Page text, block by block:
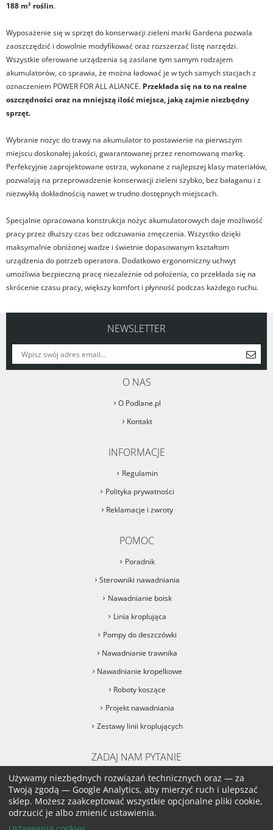
188 m² roślin.
Wyposażenie się w sprzęt do konserwacji zieleni marki Gardena pozwala
zaoszczędzić i dowolnie modyfikować oraz rozszerzać listę narzędzi.
Wszystkie oferowane urządzenia są zasilane tym samym rodzajem
akumulatorów, co sprawia, że można ładować je w tych samych stacjach z
oznaczeniem POWER FOR ALL ALIANCE. Przekłada się na to na realne
oszczędności oraz na mniejszą ilość miejsca, jaką zajmie niezbędny
sprzęt.
Wybranie nożyc do trawy na akumulator to postawienie na pierwszym
miejscu doskonałej jakości, gwarantowanej przez renomowaną markę.
Perfekcyjnie zaprojektowane ostrza, wykonane z najlepszej klasy materiałów,
pozwalają na przeprowadzenie konserwacji zieleni szybko, bez bałaganu i z
niezwykłą dokładnością nawet w trudno dostępnych miejscach.
Specjalnie opracowana konstrukcja nożyc akumulatorowych daje możliwość
pracy przez dłuższy czas bez odczuwania zmęczenia. Wszystko dzięki
maksymalnie obniżonej wadze i świetnie dopasowanym kształtom
urządzenia do potrzeb operatora. Dodatkowo ergonomiczny uchwyt
umożliwia bezpieczną pracę niezależnie od położenia, co przekłada się na
skrócenie czasu pracy, większy komfort i płynność podczas każdego ruchu.
NEWSLETTER
O NAS
O Podlane.pl
Kontakt
INFORMACJE
Regulamin
Polityka prywatności
Reklamacje i zwroty
POMOC
Poradnik
Sterowniki nawadniania
Nawadnianie boisk
Linia kroplująca
Pompy do deszczówki
Nawadnianie trawnika
Nawadnianie kropelkowe
Roboty koszące
Projekt nawadniania
Zestawy linii kroplujących
ZADAJ NAM PYTANIE
sklep@podlane.pl
sklep@podlane.pl
Używamy niezbędnych rozwiązań technicznych oraz — za
Twoją zgodą — Google Analytics, aby mierzyć ruch i ulepszać
sklep. Możesz zaakceptować wszystkie opcjonalne pliki cookie,
odrzucić je albo zmienić ustawienia.